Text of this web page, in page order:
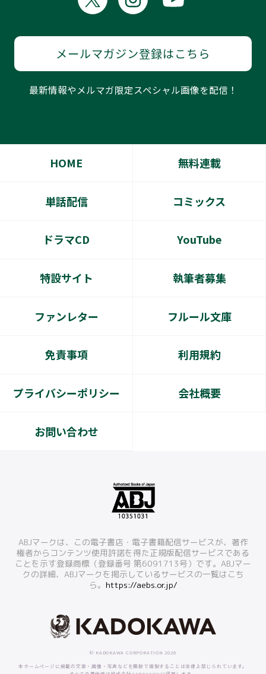
メールマガジン登録はこちら
最新情報やメルマガ限定スペシャル画像を配信！
HOME 無料連載
単話配信 コミックス
ドラマCD YouTube
特設サイト 執筆者募集
ファンレター フルール文庫
免責事項 利用規約
プライバシーポリシー 会社概要
お問い合わせ
ABJマークは、この電子書店・電子書籍配信サービスが、著作
権者からコンテンツ使用許諾を得た正規版配信サービスである
ことを示す登録商標（登録番号 第6091713号）です。ABJマー
クの詳細、ABJマークを掲示しているサービスの一覧はこち
ら。 https://aebs.or.jp/
© KADOKAWA CORPORATION 2026
本ホームページに掲載の文章・画像・写真などを無断で複製することは法律上禁じられています。